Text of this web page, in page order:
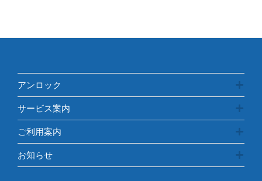
アンロック
サービス案内
ご利用案内
お知らせ